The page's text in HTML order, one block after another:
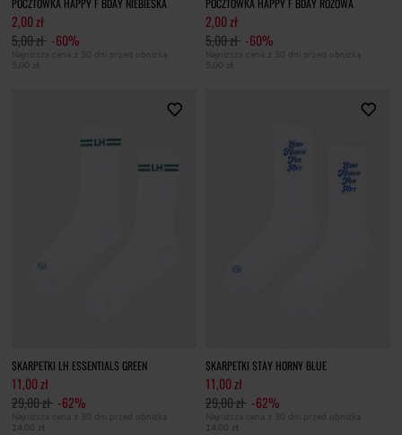
POCZTÓWKA HAPPY F BDAY NIEBIESKA
2,00 zł
5,00 zł -60%
Najniższa cena z 30 dni przed obniżką
5,00 zł
POCZTÓWKA HAPPY F BDAY RÓŻOWA
2,00 zł
5,00 zł -60%
Najniższa cena z 30 dni przed obniżką
5,00 zł
SKARPETKI LH ESSENTIALS GREEN
11,00 zł
29,00 zł -62%
Najniższa cena z 30 dni przed obniżką
14,00 zł
SKARPETKI STAY HORNY BLUE
11,00 zł
29,00 zł -62%
Najniższa cena z 30 dni przed obniżką
14,00 zł